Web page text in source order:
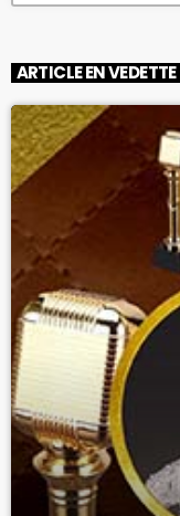
ARTICLE EN VEDETTE